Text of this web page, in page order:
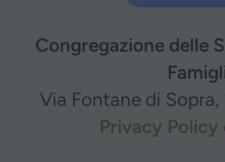
Congregazione delle
Via Fontane di Sopra,
Privacy Policy